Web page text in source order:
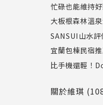
忙碌也能維持
錠】評價：幫
謝，專業營養
大板根森林溫
恐龍與溫泉的
SANSUI山水
式水冷扇實測
C-F9讓夏天舒
宜蘭包棟民宿
子、寵物、好
幕Villa
比手機還輕！
關於維琪